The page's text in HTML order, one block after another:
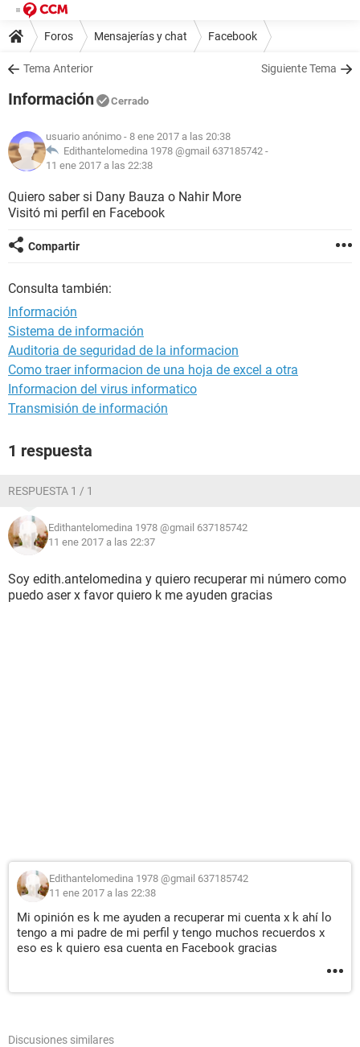
Foros Mensajerías y chat Facebook
Tema Anterior Siguiente Tema
Información Cerrado
usuario anónimo- 8 ene 2017 a las 20:38
Edithantelomedina 1978 @gmail 637185742 -
11 ene 2017 a las 22:38
Quiero saber si Dany Bauza o Nahir More
Visitó mi perfil en Facebook
Compartir
Consulta también:
Información
Sistema de información
Auditoria de seguridad de la informacion
Como traer informacion de una hoja de excel a otra
Informacion del virus informatico
Transmisión de información
1 respuesta
RESPUESTA 1 / 1
Edithantelomedina 1978 @gmail 637185742
11 ene 2017 a las 22:37
Soy edith.antelomedina y quiero recuperar mi número como
puedo aser x favor quiero k me ayuden gracias
Edithantelomedina 1978 @gmail 637185742
11 ene 2017 a las 22:38
Mi opinión es k me ayuden a recuperar mi cuenta x k ahí lo
tengo a mi padre de mi perfil y tengo muchos recuerdos x
eso es k quiero esa cuenta en Facebook gracias
Discusiones similares